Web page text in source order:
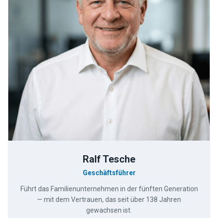
Ralf Tesche
Geschäftsführer
Führt das Familienunternehmen in der fünften Generation
— mit dem Vertrauen, das seit über 138 Jahren
gewachsen ist.